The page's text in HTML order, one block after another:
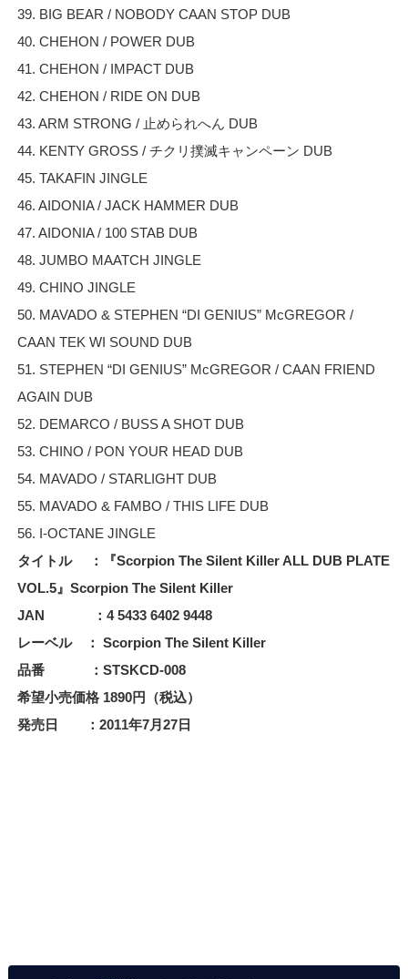
39. BIG BEAR / NOBODY CAAN STOP DUB
40. CHEHON / POWER DUB
41. CHEHON / IMPACT DUB
42. CHEHON / RIDE ON DUB
43. ARM STRONG / 止められへん DUB
44. KENTY GROSS / チクリ撲滅キャンペーン DUB
45. TAKAFIN JINGLE
46. AIDONIA / JACK HAMMER DUB
47. AIDONIA / 100 STAB DUB
48. JUMBO MAATCH JINGLE
49. CHINO JINGLE
50. MAVADO & STEPHEN “DI GENIUS” McGREGOR /
CAAN TEK WI SOUND DUB
51. STEPHEN “DI GENIUS” McGREGOR / CAAN FRIEND
AGAIN DUB
52. DEMARCO / BUSS A SHOT DUB
53. CHINO / PON YOUR HEAD DUB
54. MAVADO / STARLIGHT DUB
55. MAVADO & FAMBO / THIS LIFE DUB
56. I-OCTANE JINGLE
タイトル ：『Scorpion The Silent Killer ALL DUB PLATE
VOL.5』Scorpion The Silent Killer
JAN ：4 5433 6402 9448
レーベル ： Scorpion The Silent Killer
品番 ：STSKCD-008
希望小売価格 1890円（税込）
発売日 ：2011年7月27日